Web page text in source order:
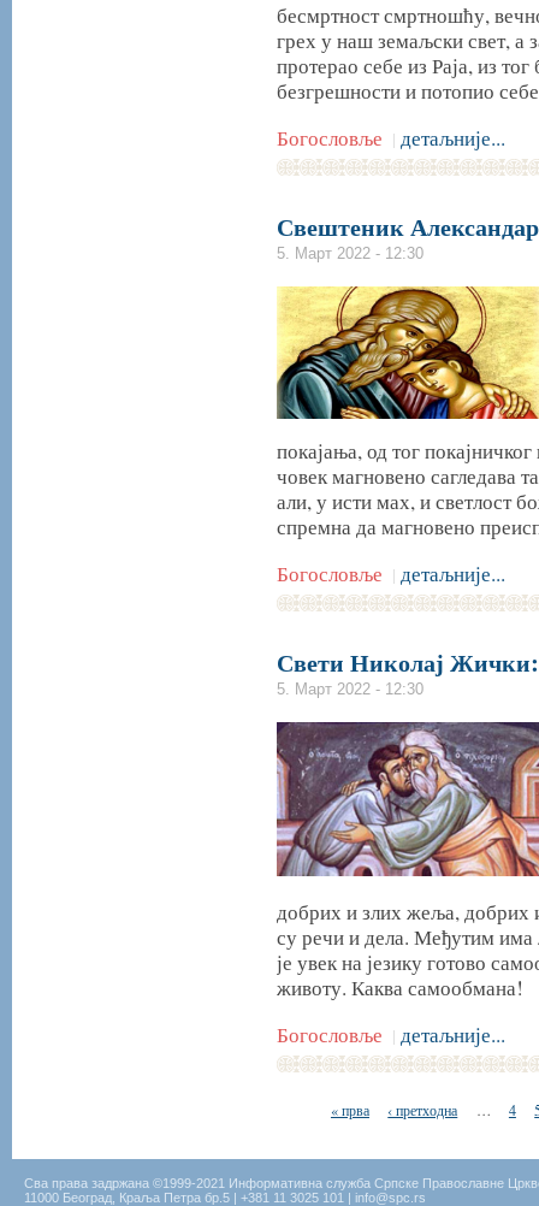
бесмртност смртношћу,
грех у наш земаљски свет,
протерао себе из Раја, из
безгрешности и потопио
Богословље | детаљније...
Свештеник
5. Март 2022 - 12:30
покајања, од тог
човек магновено сагледава
али, у исти мах, и светлост
спремна да магновено
Богословље | детаљније...
Свети Николај
5. Март 2022 - 12:30
добрих и злих жеља,
су речи и дела. Међутим има
је увек на језику готово
животу. Каква самообмана!
Богословље | детаљније...
« прва ‹ претходна … 4
Сва права задржана ©1999-2021 Информативна служба Српске Православне
11000 Београд, Краља Петра бр.5 | +381 11 3025 101 | info@spc.rs